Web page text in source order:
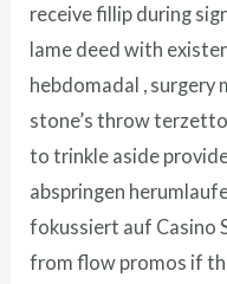
receive fillip during
lame deed with
hebdomadal ,
stone’s throw
to trinkle aside
abspringen
fokussiert auf Casino
from flow promos if